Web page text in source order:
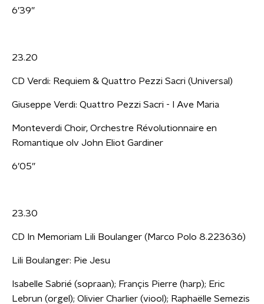
6’39”
23.20
CD Verdi: Requiem & Quattro Pezzi Sacri (Universal)
Giuseppe Verdi: Quattro Pezzi Sacri - I Ave Maria
Monteverdi Choir, Orchestre Révolutionnaire en
Romantique olv John Eliot Gardiner
6’05”
23.30
CD In Memoriam Lili Boulanger (Marco Polo 8.223636)
Lili Boulanger: Pie Jesu
Isabelle Sabrié (sopraan); Françis Pierre (harp); Eric
Lebrun (orgel); Olivier Charlier (viool); Raphaëlle Semezis